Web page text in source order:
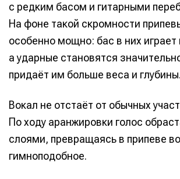
с редким басом и гитарными
На фоне такой скромности
особенно мощно: бас в них играет
а ударные становятся
придаёт им больше веса и глубины.
Вокал не отстаёт от обычных
По ходу аранжировки голос
слоями, превращаясь в припеве
гимноподобное.